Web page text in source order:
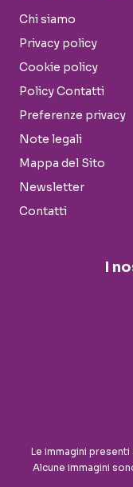
Chi siamo
Privacy policy
Cookie policy
Policy Contatti
Preferenze privacy
Note legali
Mappa del Sito
Newsletter
Contatti
I
Le immagini
Alcune immagini